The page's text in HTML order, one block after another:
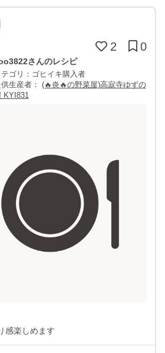
2 0
さんのレシピ
テゴリ：ゴヒイキ購入者
生産者： (🔥炎🔥の野菜屋)高寂寺ゆずの
KYI831
感楽しめます